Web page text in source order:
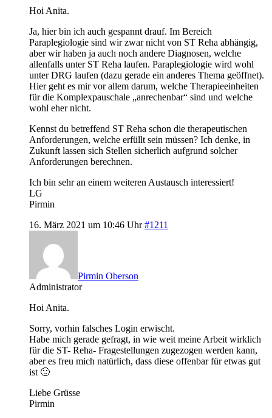
Hoi Anita.
Ja, hier bin ich auch gespannt drauf. Im Bereich
Paraplegiologie sind wir zwar nicht von ST Reha abhängig,
aber wir haben ja auch noch andere Diagnosen, welche
allenfalls unter ST Reha laufen. Paraplegiologie wird wohl
unter DRG laufen (dazu gerade ein anderes Thema geöffnet).
Hier geht es mir vor allem darum, welche Therapieeinheiten
für die Komplexpauschale „anrechenbar“ sind und welche
wohl eher nicht.
Kennst du betreffend ST Reha schon die therapeutischen
Anforderungen, welche erfüllt sein müssen? Ich denke, in
Zukunft lassen sich Stellen sicherlich aufgrund solcher
Anforderungen berechnen.
Ich bin sehr an einem weiteren Austausch interessiert!
LG
Pirmin
16. März 2021 um 10:46 Uhr #1211
Pirmin Oberson
Administrator
Hoi Anita.
Sorry, vorhin falsches Login erwischt.
Habe mich gerade gefragt, in wie weit meine Arbeit wirklich
für die ST- Reha- Fragestellungen zugezogen werden kann,
aber es freu mich natürlich, dass diese offenbar für etwas gut
ist 🙂
Liebe Grüsse
Pirmin